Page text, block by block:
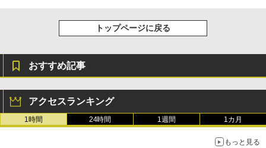
0/mac対応|PC2台
￥2,326
11インチカラーディスプレイ、64GBスト
￥115,980
トップページに戻る
おすすめ記事
アクセスランキング
1時間 24時間 1週間 1カ月
もっと見る